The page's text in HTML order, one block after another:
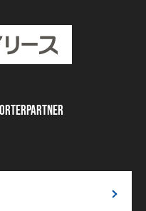
PARTNER